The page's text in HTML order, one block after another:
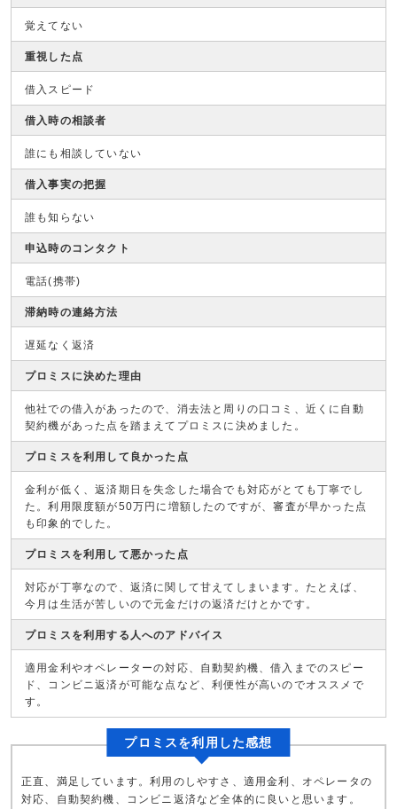
覚えてない
重視した点
借入スピード
借入時の相談者
誰にも相談していない
借入事実の把握
誰も知らない
申込時のコンタクト
電話(携帯)
滞納時の連絡方法
遅延なく返済
プロミスに決めた理由
他社での借入があったので、消去法と周りの口コミ、近くに自動
契約機があった点を踏まえてプロミスに決めました。
プロミスを利用して良かった点
金利が低く、返済期日を失念した場合でも対応がとても丁寧でし
た。利用限度額が50万円に増額したのですが、審査が早かった点
も印象的でした。
プロミスを利用して悪かった点
対応が丁寧なので、返済に関して甘えてしまいます。たとえば、
今月は生活が苦しいので元金だけの返済だけとかです。
プロミスを利用する人へのアドバイス
適用金利やオペレーターの対応、自動契約機、借入までのスピー
ド、コンビニ返済が可能な点など、利便性が高いのでオススメで
す。
プロミスを利用した感想
正直、満足しています。利用のしやすさ、適用金利、オペレータの
対応、自動契約機、コンビニ返済など全体的に良いと思います。